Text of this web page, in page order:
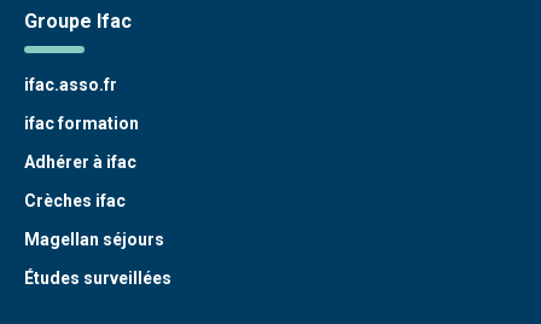
Groupe Ifac
ifac.asso.fr
ifac formation
Adhérer à ifac
Crèches ifac
Magellan séjours
Études surveillées